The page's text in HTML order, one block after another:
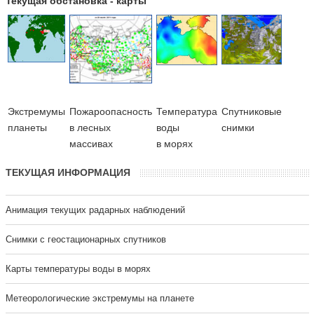
Экстремумы
планеты
Пожароопасность
в лесных
массивах
Температура
воды
в морях
Cпутниковые
снимки
ТЕКУЩАЯ ИНФОРМАЦИЯ
Анимация текущих радарных наблюдений
Cнимки с геостационарных спутников
Карты температуры воды в морях
Метеорологические экстремумы на планете